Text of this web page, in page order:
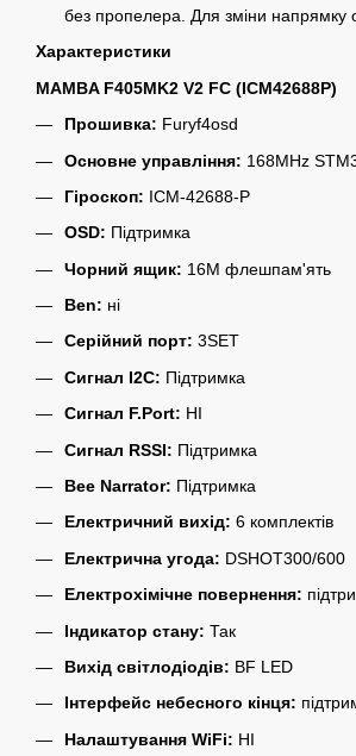
без пропелера. Для зміни напрямку
Характеристики
MAMBA F405MK2 V2 FC (ICM42688P)
Прошивка: Furyf4osd
Основне управління: 168MHz
Гіроскоп: ICM-42688-P
OSD: Підтримка
Чорний ящик: 16M флешпам'ять
Ben: ні
Серійний порт: 3SET
Сигнал I2C: Підтримка
Сигнал F.Port: НІ
Сигнал RSSI: Підтримка
Bee Narrator: Підтримка
Електричний вихід: 6 комплектів
Електрична угода: DSHOT300/600
Електрохімічне повернення:
Індикатор стану: Так
Вихід світлодіодів: BF LED
Інтерфейс небесного кінця:
Налаштування WiFi: НІ